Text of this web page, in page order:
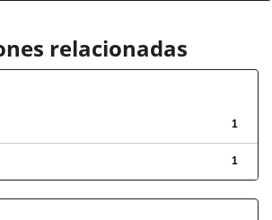
relacionadas
1
1